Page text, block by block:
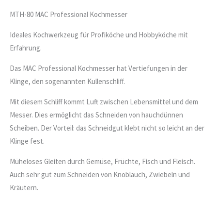
MTH-80 MAC Professional Kochmesser
Ideales Kochwerkzeug für Profiköche und Hobbyköche mit
Erfahrung.
Das MAC Professional Kochmesser hat Vertiefungen in der
Klinge, den sogenannten Kullenschliff.
Mit diesem Schliff kommt Luft zwischen Lebensmittel und dem
Messer. Dies ermöglicht das Schneiden von hauchdünnen
Scheiben. Der Vorteil: das Schneidgut klebt nicht so leicht an der
Klinge fest.
Müheloses Gleiten durch Gemüse, Früchte, Fisch und Fleisch.
Auch sehr gut zum Schneiden von Knoblauch, Zwiebeln und
Kräutern.